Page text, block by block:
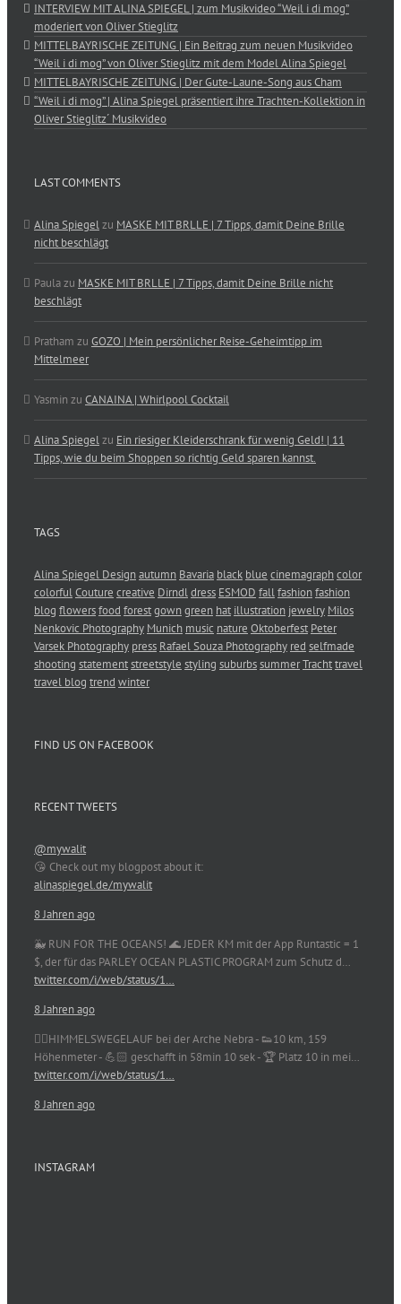
INTERVIEW MIT ALINA SPIEGEL | zum Musikvideo “Weil i di mog”
moderiert von Oliver Stieglitz
MITTELBAYRISCHE ZEITUNG | Ein Beitrag zum neuen Musikvideo
“Weil i di mog” von Oliver Stieglitz mit dem Model Alina Spiegel
MITTELBAYRISCHE ZEITUNG | Der Gute-Laune-Song aus Cham
“Weil i di mog” | Alina Spiegel präsentiert ihre Trachten-Kollektion in
Oliver Stieglitz´ Musikvideo
LAST COMMENTS
Alina Spiegelzu MASKE MIT BRLLE | 7 Tipps, damit Deine Brille
nicht beschlägt
Paulazu MASKE MIT BRLLE | 7 Tipps, damit Deine Brille nicht
beschlägt
Pratham zu GOZO | Mein persönlicher Reise-Geheimtipp im
Mittelmeer
Yasmin zu CANAINA | Whirlpool Cocktail
Alina Spiegelzu Ein riesiger Kleiderschrank für wenig Geld! | 11
Tipps, wie du beim Shoppen so richtig Geld sparen kannst.
TAGS
Alina Spiegel Designautumn Bavaria black blue cinemagraphcolor
colorfulCouture creative Dirndldress ESMOD fallfashionfashion
blog flowersfood forestgowngreen hat illustration jewelry Milos
Nenkovic Photography Munich music nature Oktoberfest Peter
Varsek Photography press Rafael Souza Photography red selfmade
shooting statementstreetstyle styling suburbssummerTrachttravel
travel blog trend winter
FIND US ON FACEBOOK
RECENT TWEETS
@mywalit
😘 Check out my blogpost about it:
alinaspiegel.de/mywalit
8 Jahren ago
🐳 RUN FOR THE OCEANS! 🌊 JEDER KM mit der App Runtastic = 1
$, der für das PARLEY OCEAN PLASTIC PROGRAM zum Schutz d…
twitter.com/i/web/status/1…
8 Jahren ago
🏃‍♀️HIMMELSWEGELAUF bei der Arche Nebra - 👟10 km, 159
Höhenmeter - 💪🏻 geschafft in 58min 10 sek - 🏆 Platz 10 in mei…
twitter.com/i/web/status/1…
8 Jahren ago
INSTAGRAM